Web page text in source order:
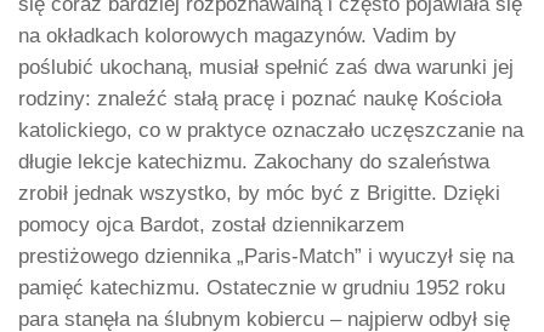
na okładkach kolorowych magazynów. Vadim by
poślubić ukochaną, musiał spełnić zaś dwa warunki jej
rodziny: znaleźć stałą pracę i poznać naukę Kościoła
katolickiego, co w praktyce oznaczało uczęszczanie na
długie lekcje katechizmu. Zakochany do szaleństwa
zrobił jednak wszystko, by móc być z Brigitte. Dzięki
pomocy ojca Bardot, został dziennikarzem
prestiżowego dziennika „Paris-Match” i wyuczył się na
pamięć katechizmu. Ostatecznie w grudniu 1952 roku
para stanęła na ślubnym kobiercu – najpierw odbył się